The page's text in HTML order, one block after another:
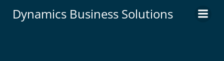
Inhalt
Dynamics Business Solutions